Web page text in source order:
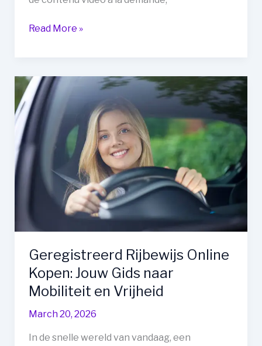
IPTV
sur
le
Contenu
VOD
pour
Films
et
Séries
Read More »
Geregistreerd Rijbewijs Online
Kopen: Jouw Gids naar
Mobiliteit en Vrijheid
March 20, 2026
In de snelle wereld van vandaag, een